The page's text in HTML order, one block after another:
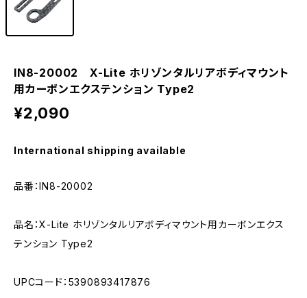
IN8-20002 X-Lite ホリゾンタルリアボディマウント
用カーボンエクステンション Type2
¥2,090
International shipping available
品番：IN8-20002
品名：X-Lite ホリゾンタルリアボディマウント用カーボンエクス
テンション Type2
UPCコード：5390893417876